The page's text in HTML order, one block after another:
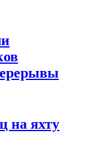
на яхту